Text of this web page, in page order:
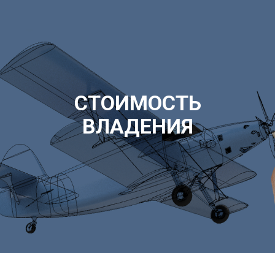
СТОИМОСТЬ
ВЛАДЕНИЯ